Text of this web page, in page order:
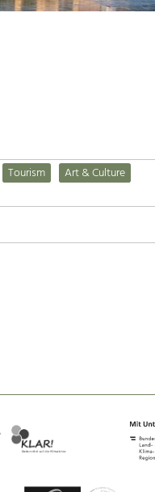
Tourism
Art & Culture